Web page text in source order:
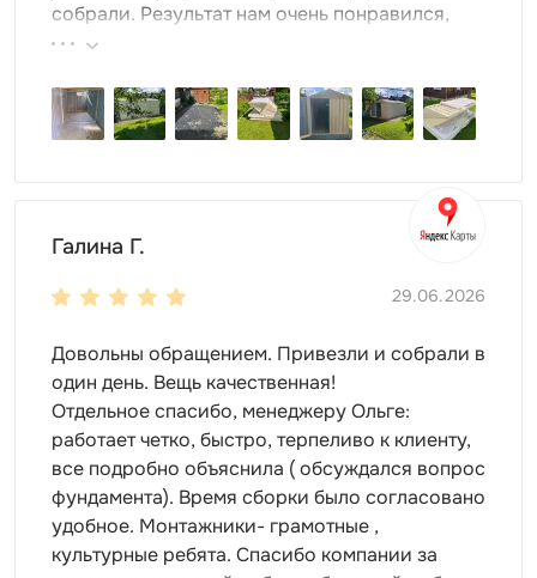
Дизайн и внутренняя организация
внешний вид, выбрав один из множества вариантов
дизайна:
разместить там все необходимое для хранения. Вы
шкафы и стеллажи
полки и паллеты
крючки для инвентаря
Особенности модели
Корпус длиной 5 м предполагает достаточную
вместительность
собрали. Результат нам очень понравился,
поэтому всем советуем эту фирму.
Галина Г.
29.06.2026
Довольны обращением. Привезли и собрали в
один день. Вещь качественная!
Отдельное спасибо, менеджеру Ольге:
работает четко, быстро, терпеливо к клиенту,
все подробно объяснила ( обсуждался вопрос
фундамента). Время сборки было согласовано
удобное. Монтажники- грамотные ,
культурные ребята. Спасибо компании за